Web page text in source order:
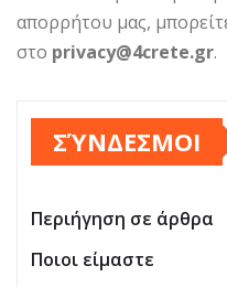
απορρήτου μας,
στο privacy@4crete.gr.
ΣΎΝΔΕΣΜΟΙ
Περιήγηση σε άρθρα
Ποιοι είμαστε